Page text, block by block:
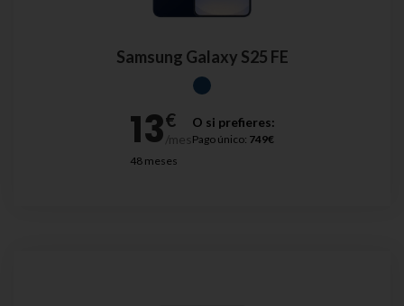
Samsung Galaxy S25 FE
48 meses
O si prefieres:
Pago único: 749€